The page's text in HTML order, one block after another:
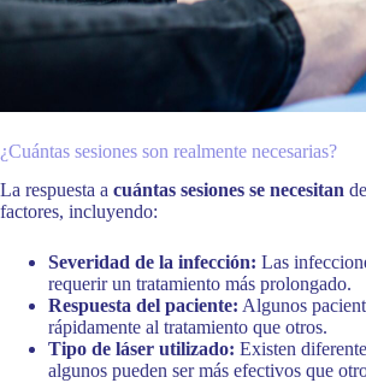
¿Cuántas sesiones son realmente necesarias?
La respuesta a cuántas sesiones se necesitan
factores, incluyendo:
Severidad de la infección: Las
requerir un tratamiento más prolongado.
Respuesta del paciente: Algunos
rápidamente al tratamiento que otros.
Tipo de láser utilizado: Existen
algunos pueden ser más efectivos que